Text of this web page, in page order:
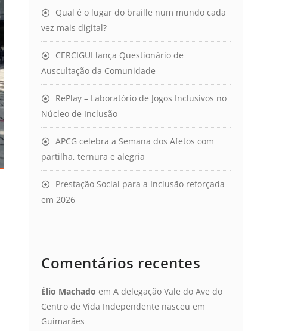
Qual é o lugar do braille num mundo cada
vez mais digital?
CERCIGUI lança Questionário de
Auscultação da Comunidade
RePlay – Laboratório de Jogos Inclusivos no
Núcleo de Inclusão
APCG celebra a Semana dos Afetos com
partilha, ternura e alegria
Prestação Social para a Inclusão reforçada
em 2026
Comentários recentes
Élio Machado em A delegação Vale do Ave do
Centro de Vida Independente nasceu em
Guimarães